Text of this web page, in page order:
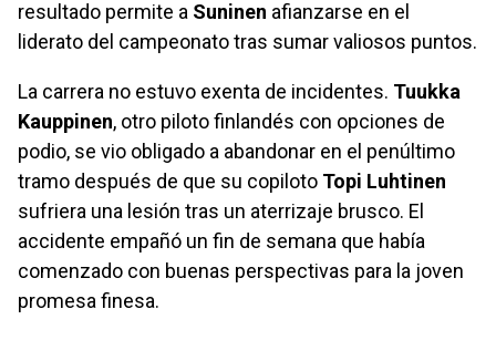
resultado permite a Suninen afianzarse en el
liderato del campeonato tras sumar valiosos puntos.
La carrera no estuvo exenta de incidentes. Tuukka
Kauppinen, otro piloto finlandés con opciones de
podio, se vio obligado a abandonar en el penúltimo
tramo después de que su copiloto Topi Luhtinen
sufriera una lesión tras un aterrizaje brusco. El
accidente empañó un fin de semana que había
comenzado con buenas perspectivas para la joven
promesa finesa.